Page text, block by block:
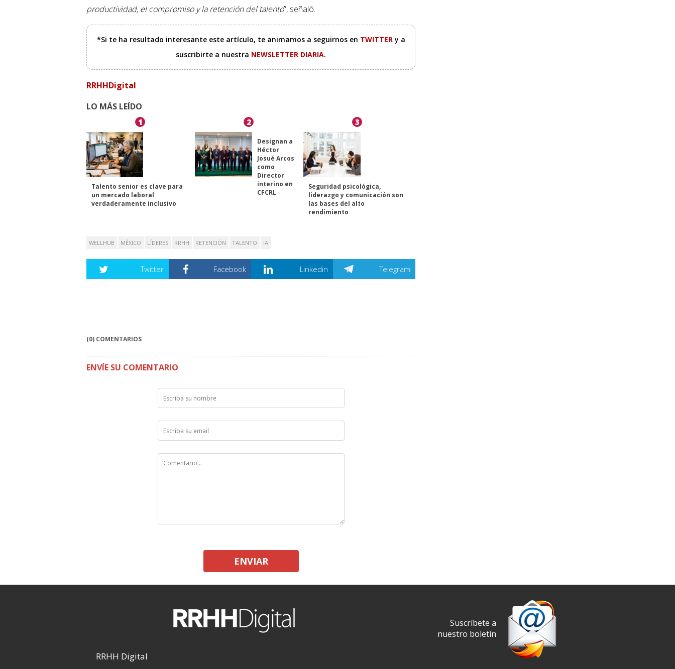
productividad, el compromiso y la retención del talento”, señaló.
*Si te ha resultado interesante este artículo, te animamos a seguirnos en TWITTERy a
suscribirte a nuestra NEWSLETTER DIARIA.
RRHHDigital
LO MÁS LEÍDO
1
Talento senior es clave para
un mercado laboral
verdaderamente inclusivo
2
Designan a
Héctor
Josué Arcos
como
Director
interino en
CFCRL
3
Seguridad psicológica,
liderazgo y comunicación son
las bases del alto
rendimiento
WELLHUB MÉXICO LÍDERES RRHH RETENCIÓN TALENTO IA
Twitter Facebook Linkedin Telegram
(0) COMENTARIOS
ENVÍE SU COMENTARIO
ENVIAR
RRHH Digital
Suscríbete a
nuestro boletín